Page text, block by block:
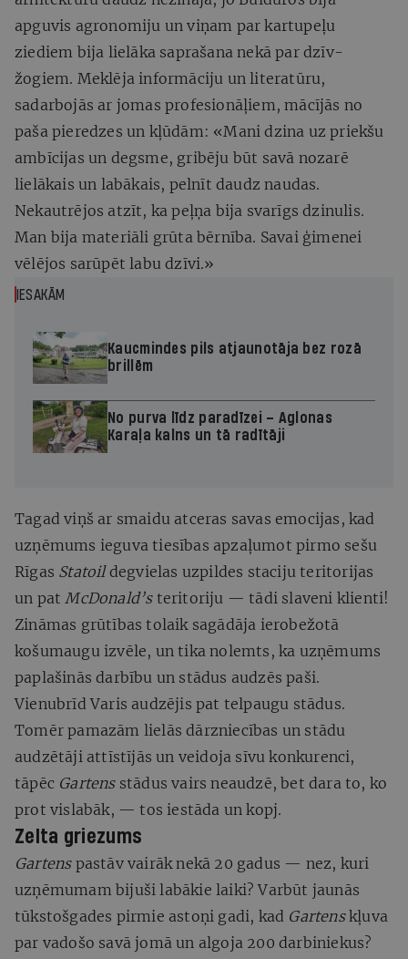
apguvis agronomiju un viņam par kartupeļu
ziediem bija lielāka saprašana nekā par dzīv-
žogiem. Meklēja informāciju un literatūru,
sadarbojās ar jomas profesionāļiem, mācījās no
paša pieredzes un kļūdām: «Mani dzina uz priekšu
ambīcijas un degsme, gribēju būt savā nozarē
lielākais un labākais, pelnīt daudz naudas.
Nekautrējos atzīt, ka peļņa bija svarīgs dzinulis.
Man bija materiāli grūta bērnība. Savai ģimenei
vēlējos sarūpēt labu dzīvi.»
IESAKĀM
Kaucmindes pils atjaunotāja bez rozā
brillēm
No purva līdz paradīzei – Aglonas
Karaļa kalns un tā radītāji
Tagad viņš ar smaidu atceras savas emocijas, kad
uzņēmums ieguva tiesības apzaļumot pirmo sešu
Rīgas Statoildegvielas uzpildes staciju teritorijas
un pat McDonald’steritoriju — tādi slaveni klienti!
Zināmas grūtības tolaik sagādāja ierobežotā
košumaugu izvēle, un tika nolemts, ka uzņēmums
paplašinās darbību un stādus audzēs paši.
Vienubrīd Varis audzējis pat telpaugu stādus.
Tomēr pamazām lielās dārzniecības un stādu
audzētāji attīstījās un veidoja sīvu konkurenci,
tāpēc Gartensstādus vairs neaudzē, bet dara to, ko
prot vislabāk, — tos iestāda un kopj.
Zelta griezums
Gartenspastāv vairāk nekā 20 gadus — nez, kuri
uzņēmumam bijuši labākie laiki? Varbūt jaunās
tūkstošgades pirmie astoņi gadi, kad Gartenskļuva
par vadošo savā jomā un algoja 200 darbiniekus?